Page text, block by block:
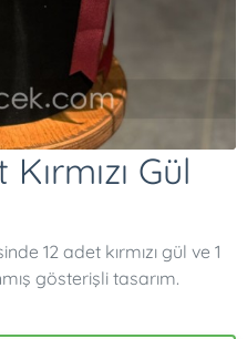
Gül
12 adet kırmızı gül ve 1
gösterişli tasarım.